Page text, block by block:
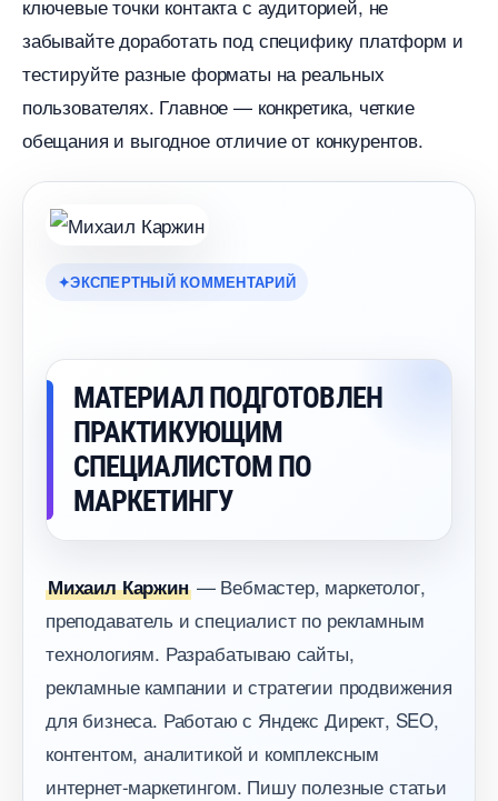
ключевые точки контакта с аудиторией, не
забывайте доработать под специфику платформ и
тестируйте разные форматы на реальных
пользователях. Главное — конкретика, четкие
обещания и выгодное отличие от конкурентов.
ЭКСПЕРТНЫЙ КОММЕНТАРИЙ
МАТЕРИАЛ ПОДГОТОВЛЕН
ПРАКТИКУЮЩИМ
СПЕЦИАЛИСТОМ ПО
МАРКЕТИНГУ
Михаил Каржин— Вебмастер, маркетолог,
преподаватель и специалист по рекламным
технологиям. Разрабатываю сайты,
рекламные кампании и стратегии продвижения
для бизнеса. Работаю с Яндекс Директ, SEO,
контентом, аналитикой и комплексным
интернет-маркетингом. Пишу полезные статьи